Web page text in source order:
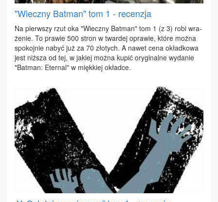
"Wieczny Batman" tom 1 - recenzja
Na pierw­szy rzut oka "Wiecz­ny Bat­man" tom 1 (z 3) ro­bi wra­
że­nie. To pra­wie 500 stron w twar­dej opra­wie, któ­re moż­na
spo­koj­nie na­być już za 70 zło­tych. A na­wet ce­na okład­ko­wa
jest niż­sza od tej, w ja­kiej moż­na ku­pić ory­gi­nal­ne wy­da­nie
"Bat­man: Eter­nal" w mięk­kiej okład­ce.